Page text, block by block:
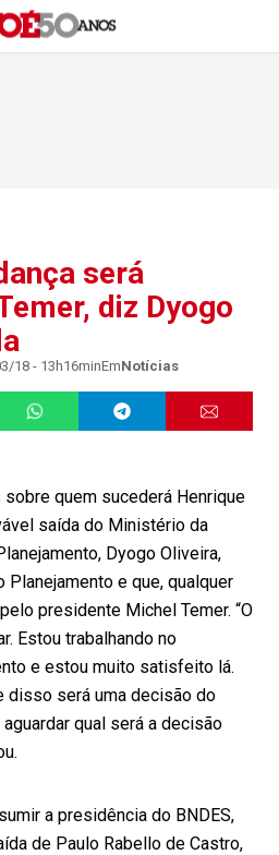
será
diz Dyogo
18 - 13h16minEmNotícias
quem sucederá Henrique
saída do Ministério da
Dyogo Oliveira,
e que, qualquer
presidente Michel Temer. “O
Estou trabalhando no
e estou muito satisfeito lá.
disso será uma decisão do
qual será a decisão
a presidência do BNDES,
de Paulo Rabello de Castro,